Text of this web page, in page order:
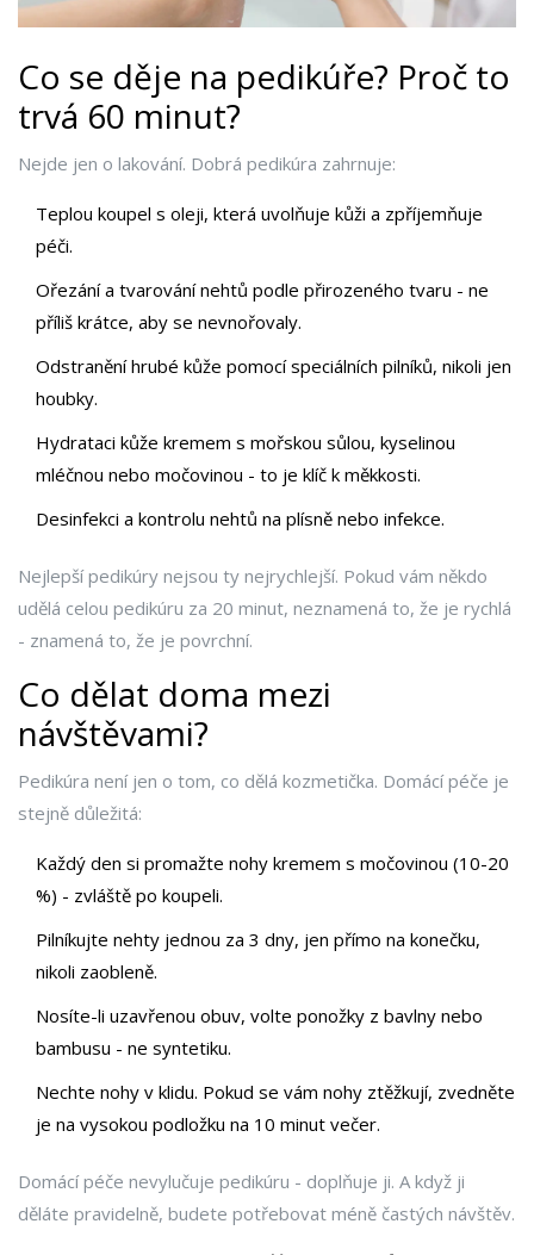
Co se děje na pedikúře? Proč to
trvá 60 minut?
Nejde jen o lakování. Dobrá pedikúra zahrnuje:
Teplou koupel s oleji, která uvolňuje kůži a zpříjemňuje
péči.
Ořezání a tvarování nehtů podle přirozeného tvaru - ne
příliš krátce, aby se nevnořovaly.
Odstranění hrubé kůže pomocí speciálních pilníků, nikoli jen
houbky.
Hydrataci kůže kremem s mořskou sůlou, kyselinou
mléčnou nebo močovinou - to je klíč k měkkosti.
Desinfekci a kontrolu nehtů na plísně nebo infekce.
Nejlepší pedikúry nejsou ty nejrychlejší. Pokud vám někdo
udělá celou pedikúru za 20 minut, neznamená to, že je rychlá
- znamená to, že je povrchní.
Co dělat doma mezi
návštěvami?
Pedikúra není jen o tom, co dělá kozmetička. Domácí péče je
stejně důležitá:
Každý den si promažte nohy kremem s močovinou (10-20
%) - zvláště po koupeli.
Pilníkujte nehty jednou za 3 dny, jen přímo na konečku,
nikoli zaobleně.
Nosíte-li uzavřenou obuv, volte ponožky z bavlny nebo
bambusu - ne syntetiku.
Nechte nohy v klidu. Pokud se vám nohy ztěžkují, zvedněte
je na vysokou podložku na 10 minut večer.
Domácí péče nevylučuje pedikúru - doplňuje ji. A když ji
děláte pravidelně, budete potřebovat méně častých návštěv.